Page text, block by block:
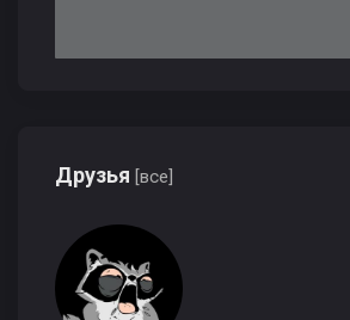
Друзья [все]